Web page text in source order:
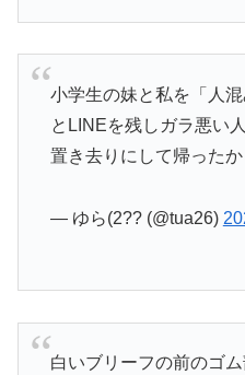
小学生の妹と私を「人
とLINEを残しガラ悪い
置き去りにして帰ったか
— ゆら(2?? (@tua26)
白いブリーフの前のゴ